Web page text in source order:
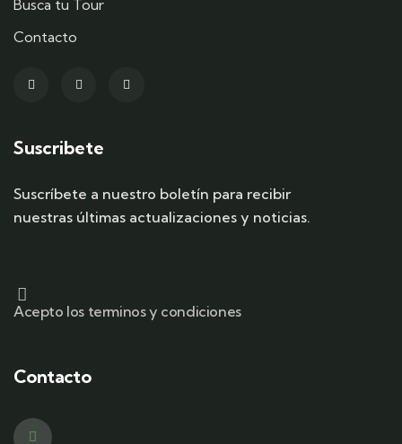
Busca tu Tour
Contacto
Suscribete
Suscríbete a nuestro boletín para recibir
nuestras últimas actualizaciones y noticias.
Acepto los terminos y condiciones
Contacto